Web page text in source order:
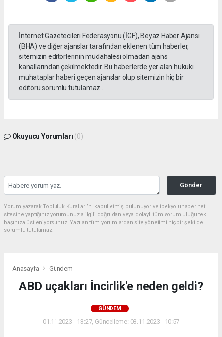
İnternet Gazetecileri Federasyonu (İGF), Beyaz Haber Ajansı
(BHA) ve diğer ajanslar tarafından eklenen tüm haberler,
sitemizin editörlerinin müdahalesi olmadan ajans
kanallarından çekilmektedir. Bu haberlerde yer alan hukuki
muhataplar haberi geçen ajanslar olup sitemizin hiç bir
editörü sorumlu tutulamaz...
Okuyucu Yorumları (0)
Gönder
Yorum yazarak Topluluk Kuralları’nı kabul etmiş bulunuyor ve ipekyoluhaber.net
sitesine yaptığınız yorumunuzla ilgili doğrudan veya dolaylı tüm sorumluluğu tek
başınıza üstleniyorsunuz. Yazılan tüm yorumlardan site yönetimi hiçbir şekilde
sorumlu tutulamaz.
Anasayfa Gündem
ABD uçakları İncirlik'e neden geldi?
GÜNDEM
01.11.2023 - 13:27, Güncelleme: 03.11.2023 - 10:57